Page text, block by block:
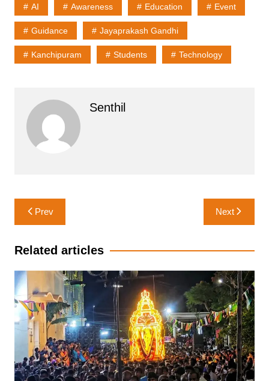
AI Awareness Education Event
Guidance Jayaprakash Gandhi
Kanchipuram Students Technology
Senthil
Post
navigation
Prev Next
Related articles